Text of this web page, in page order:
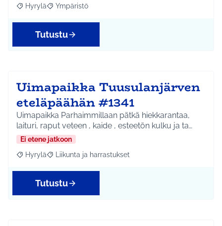
Rajaa tulokset aihepiirin mukaan: Hyrylä
Hyrylä Rajaa tulokset teeman mukaan: Ympäristö
Ympäristö
Tutustu
Uimapaikka Tuusulanjärven
eteläpäähän #1341
Uimapaikka Parhaimmillaan pätkä hiekkarantaa,
laituri, raput veteen , kaide , esteetön kulku ja ta…
Ei etene jatkoon
Rajaa tulokset aihepiirin mukaan: Hyrylä
Hyrylä Rajaa tulokset teeman mukaan: Liikunta ja
Liikunta ja harrastukset
Tutustu